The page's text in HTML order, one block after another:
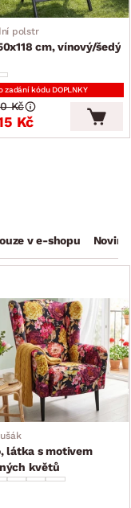
polstr
cm, vínový/šedý
zadání kódu DOPLNKY
Kč
Kč
v e-shopu
látka s motivem
květů